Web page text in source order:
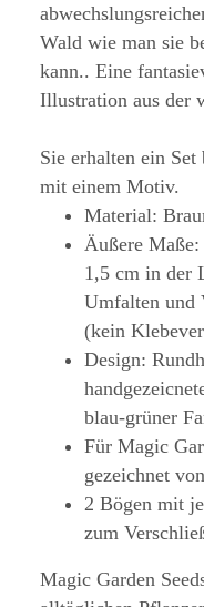
Wald wie man sie
kann.. Eine
Illustration aus der
Sie erhalten ein Set
mit einem Motiv.
Material:
Äußere
1,5 cm in der
Umfalten und
(kein
Design:
blau-grüner
Für Magic
gezeichnet
2 Bögen mit
zum
Magic Garden